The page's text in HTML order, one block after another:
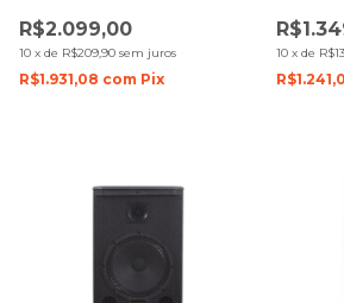
R$2.099,00
10 x de R$209,90 sem juros
R$1.931,08 com Pix
10 x de